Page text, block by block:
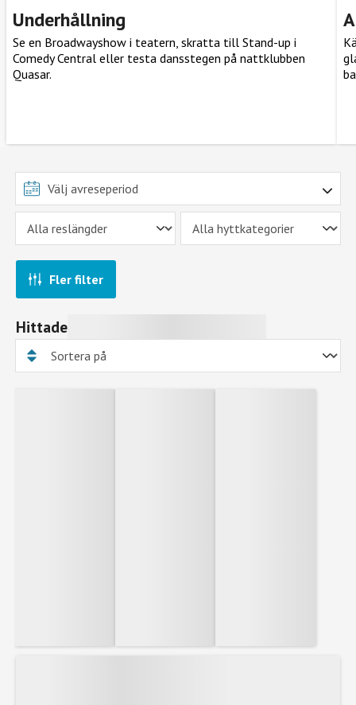
Underhållning
Se en Broadwayshow i teatern, skratta till Stand-up i
Comedy Central eller testa dansstegen på nattklubben
Quasar.
Fler filter
Hittade